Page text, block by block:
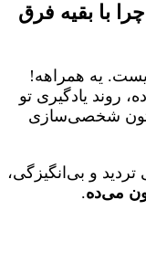
با بقیه فرق
یه همراهه!
یادگیری‌ تو
شخصی‌سازی
و بی‌انگیزگی،
می‌ده.